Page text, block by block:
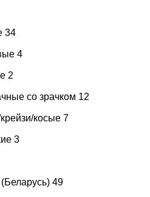
34
4
2
со зрачком 12
косые 7
3
49